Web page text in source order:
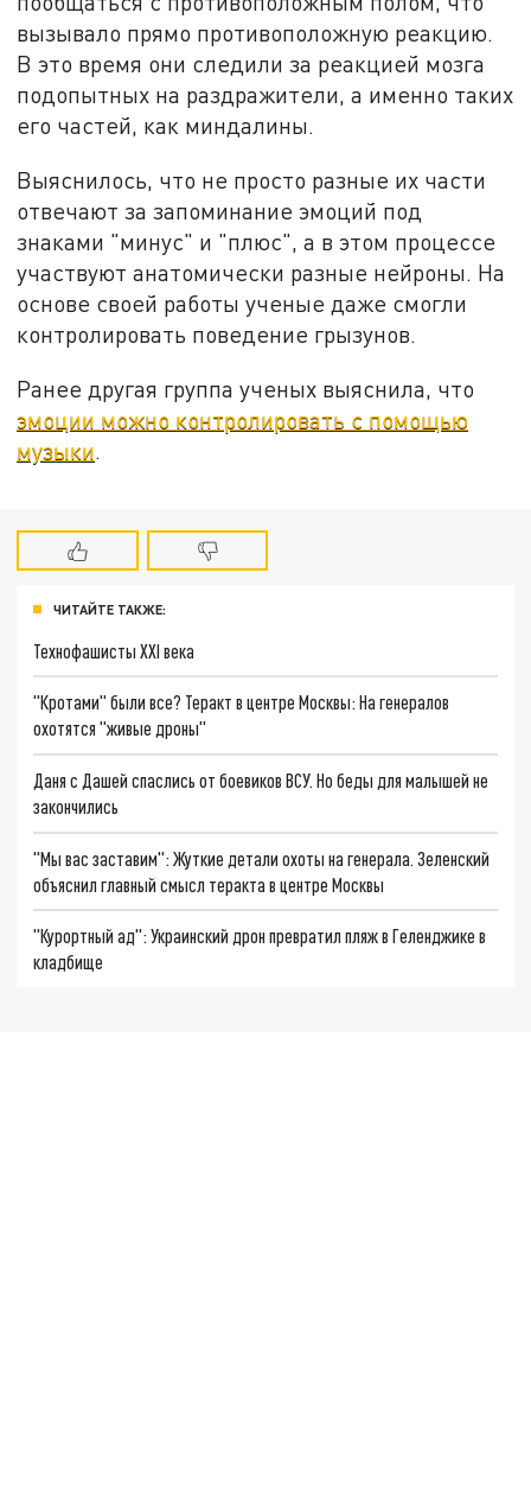
вызывало прямо противоположную реакцию.
В это время они следили за реакцией мозга
подопытных на раздражители, а именно таких
его частей, как миндалины.
Выяснилось, что не просто разные их части
отвечают за запоминание эмоций под
знаками "минус" и "плюс", а в этом процессе
участвуют анатомически разные нейроны. На
основе своей работы ученые даже смогли
контролировать поведение грызунов.
Ранее другая группа ученых выяснила, что
эмоции можно контролировать с помощью
музыки.
ЧИТАЙТЕ ТАКЖЕ:
Технофашисты XXI века
"Кротами" были все? Теракт в центре Москвы: На генералов
охотятся "живые дроны"
Даня с Дашей спаслись от боевиков ВСУ. Но беды для малышей не
закончились
"Мы вас заставим": Жуткие детали охоты на генерала. Зеленский
объяснил главный смысл теракта в центре Москвы
"Курортный ад": Украинский дрон превратил пляж в Геленджике в
кладбище